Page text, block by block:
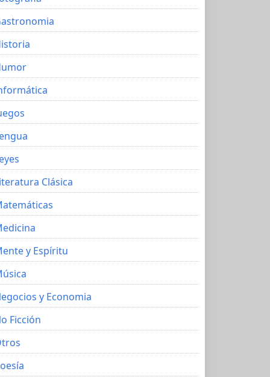
Clásica
y Espíritu
y Economia
Ficción